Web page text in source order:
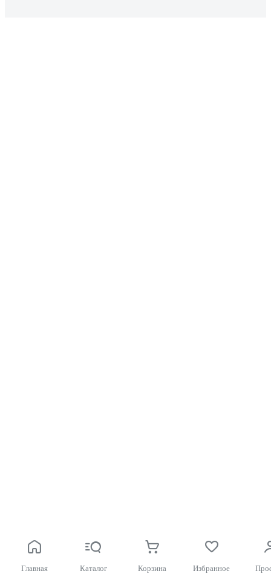
Главная Каталог Корзина Избранное